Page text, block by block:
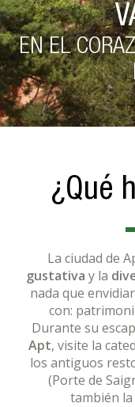
EN EL
¿Qué
La ciudad de
gustativa y la
nada que
con:
Durante su
Apt, visite la
los antiguos
(Porte de
también la